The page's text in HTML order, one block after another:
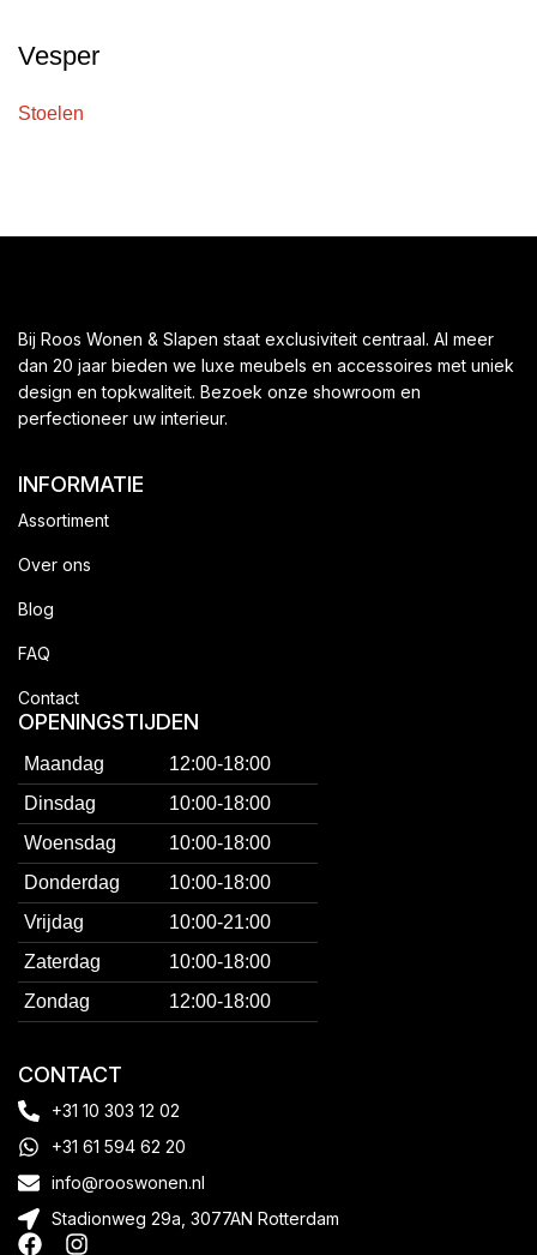
Vesper
Stoelen
Bij Roos Wonen & Slapen staat exclusiviteit centraal. Al meer
dan 20 jaar bieden we luxe meubels en accessoires met uniek
design en topkwaliteit. Bezoek onze showroom en
perfectioneer uw interieur.
INFORMATIE
Assortiment
Over ons
Blog
FAQ
Contact
OPENINGSTIJDEN
Maandag
12:00-18:00
Dinsdag
10:00-18:00
Woensdag
10:00-18:00
Donderdag
10:00-18:00
Vrijdag
10:00-21:00
Zaterdag
10:00-18:00
Zondag
12:00-18:00
CONTACT
+31 10 303 12 02
+31 61 594 62 20
info@rooswonen.nl
Stadionweg 29a, 3077AN Rotterdam